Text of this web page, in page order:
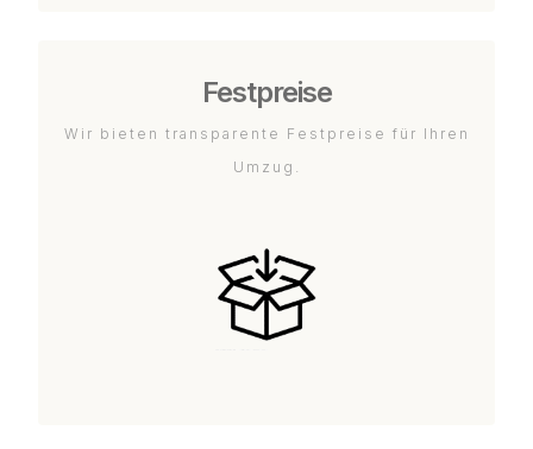
Festpreise
Wir bieten transparente Festpreise für Ihren
Umzug.